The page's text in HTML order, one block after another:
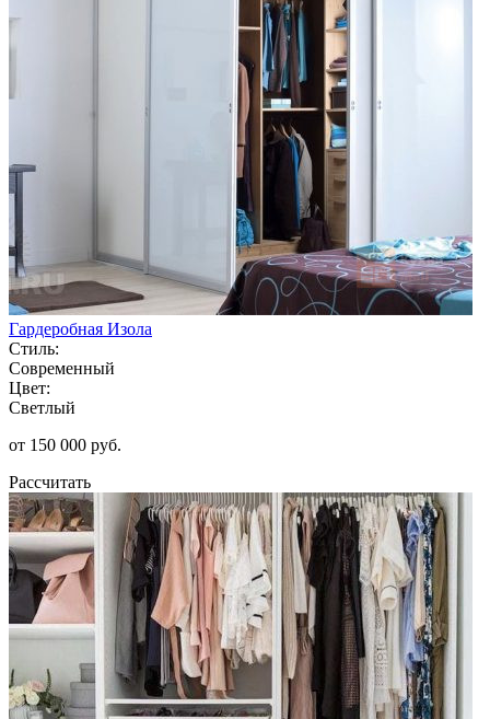
Гардеробная Изола
Стиль:
Современный
Цвет:
Светлый
от 150 000 руб.
Рассчитать